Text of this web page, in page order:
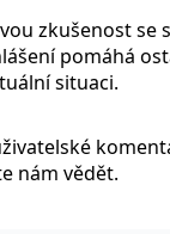
zkušenost se
pomáhá
situaci.
nám vědět.